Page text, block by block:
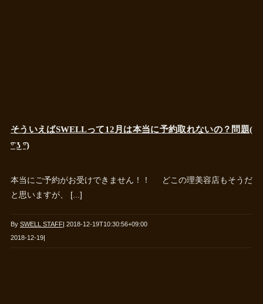
そういえばSWELLって12月は本当に予約取れないの？問題(
͡° ͜ʖ ͡°)
本当にご予約がお受けできません！！ どこの理美容店もそうだ
と思いますが、 [...]
By SWELL STAFF| 2018-12-19T10:30:56+09:00
2018-12-19|